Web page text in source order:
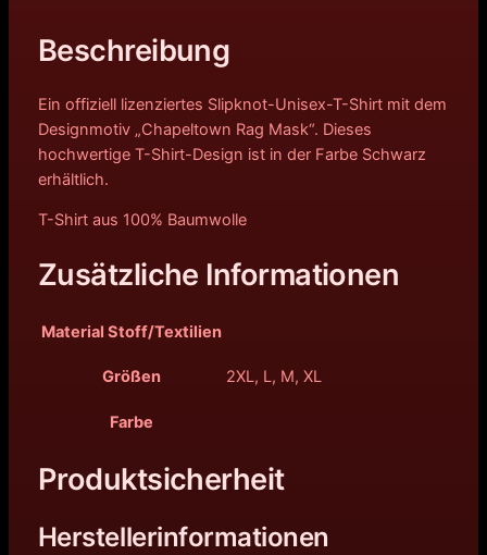
Beschreibung
Ein offiziell lizenziertes Slipknot-Unisex-T-Shirt mit dem
Designmotiv „Chapeltown Rag Mask“. Dieses
hochwertige T-Shirt-Design ist in der Farbe Schwarz
erhältlich.
T-Shirt aus 100% Baumwolle
Zusätzliche Informationen
Material Stoff/Textilien
Größen 2XL, L, M, XL
Farbe
Produktsicherheit
Herstellerinformationen